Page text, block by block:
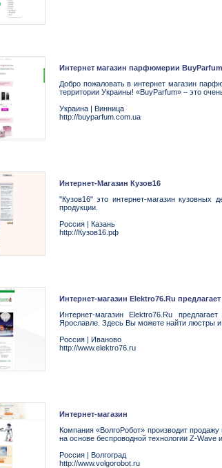
Интернет магазин парфюмерии BuyParfum
Добро пожаловать в интернет магазин
территории Украины! «BuyParfum» – это
Украина | Винница
http://buyparfum.com.ua
Интернет-Магазин Кузов16
"Кузов16" это интернет-магазин кузовных
продукции.
Россия | Казань
http://Кузов16.рф
Интернет-магазин Elektro76.Ru
Интернет-магазин Elektro76.Ru
Ярославле. Здесь Вы можете найти люстры и
Россия | Иваново
http://www.elektro76.ru
Интернет-магазин
Компания «ВолгоРобот» производит
на основе беспроводной технологии Z-Wave
Россия | Волгоград
http://www.volgorobot.ru